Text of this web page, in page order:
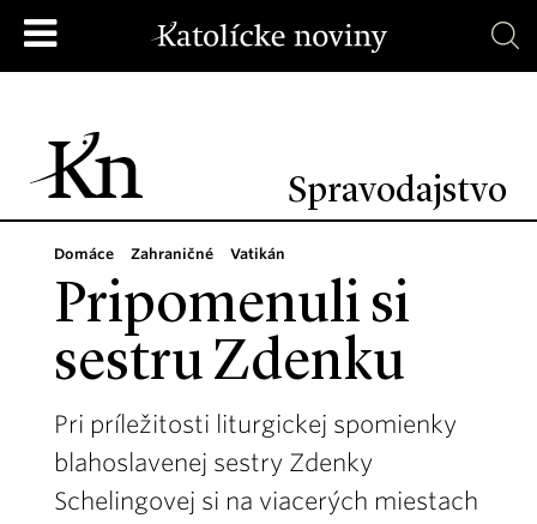
Spravodajstvo
Domáce Zahraničné Vatikán
Pripomenuli si
sestru Zdenku
Pri príležitosti liturgickej spomienky
blahoslavenej sestry Zdenky
Schelingovej si na viacerých miestach